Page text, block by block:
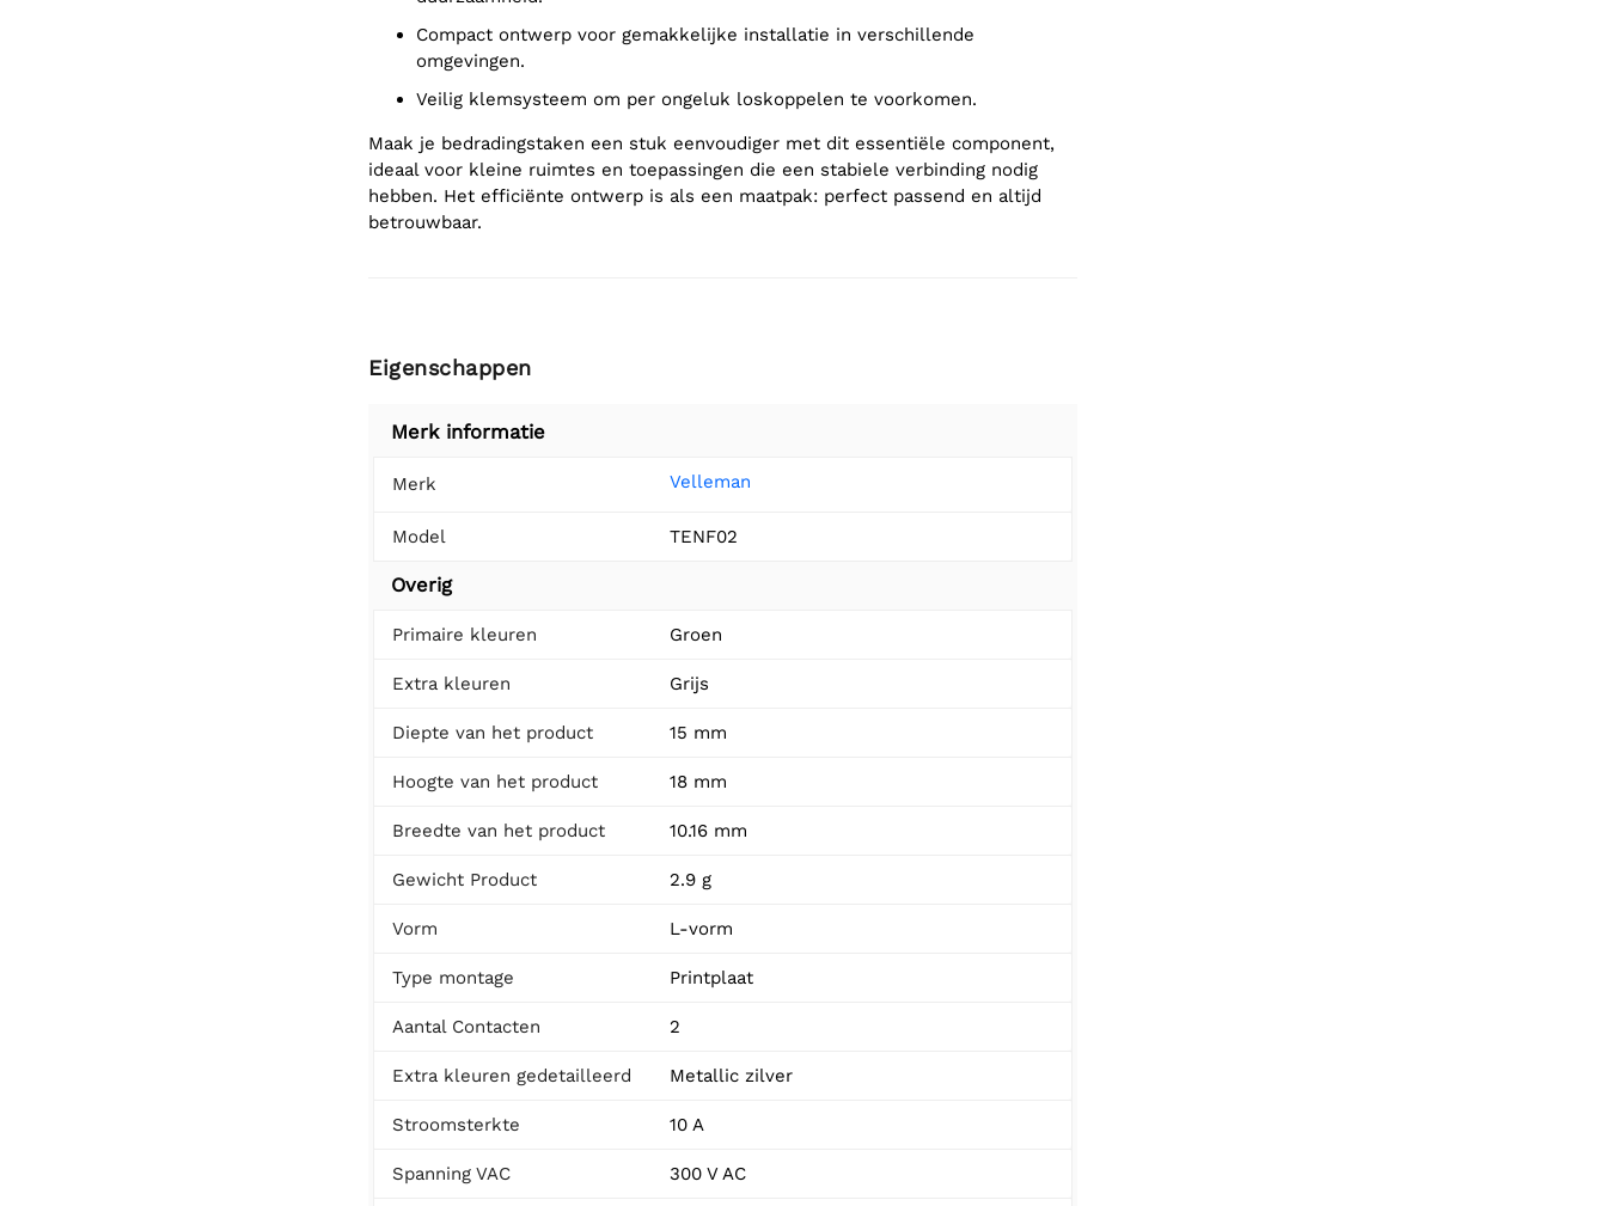
Compact ontwerp voor gemakkelijke installatie in verschillende
omgevingen.
Veilig klemsysteem om per ongeluk loskoppelen te voorkomen.
Maak je bedradingstaken een stuk eenvoudiger met dit essentiële component,
ideaal voor kleine ruimtes en toepassingen die een stabiele verbinding nodig
hebben. Het efficiënte ontwerp is als een maatpak: perfect passend en altijd
betrouwbaar.
Eigenschappen
Merk informatie
Merk Velleman
Model TENF02
Overig
Primaire kleuren Groen
Extra kleuren Grijs
Diepte van het product 15 mm
Hoogte van het product 18 mm
Breedte van het product 10.16 mm
Gewicht Product 2.9 g
Vorm L-vorm
Type montage Printplaat
Aantal Contacten 2
Extra kleuren gedetailleerd Metallic zilver
Stroomsterkte 10 A
Spanning VAC 300 V AC